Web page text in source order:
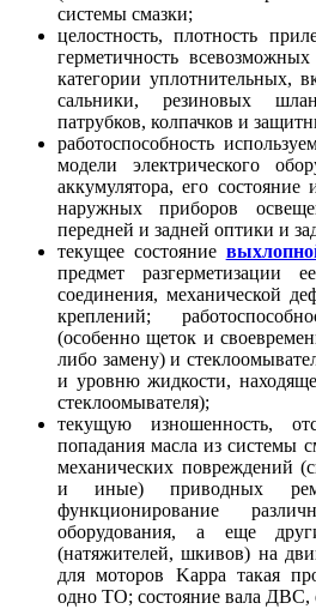
системы смазки;
целостность, плотность
герметичность
категории уплотнительных,
сальники, резиновых
патрубков, колпачков и
работоспособность
модели электрического
аккумулятора, его состояние
наружных приборов
передней и задней оптики и
текущее состояние
предмет разгерметизации
соединения, механической
креплений;
(особенно щеток и
либо замену) и
и уровню жидкости,
стеклоомывателя);
текущую изношенность,
попадания масла из системы
механических повреждений
и иные) приводных
функционирование
оборудования, а еще
(натяжителей, шкивов) на
для моторов Kappa такая
одно ТО; состояние вала ДВС,